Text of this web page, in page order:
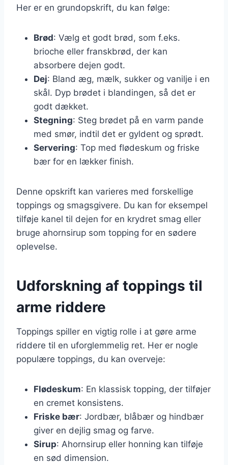
Her er en grundopskrift, du kan følge:
Brød: Vælg et godt brød, som f.eks.
brioche eller franskbrød, der kan
absorbere dejen godt.
Dej: Bland æg, mælk, sukker og vanilje i en
skål. Dyp brødet i blandingen, så det er
godt dækket.
Stegning: Steg brødet på en varm pande
med smør, indtil det er gyldent og sprødt.
Servering: Top med flødeskum og friske
bær for en lækker finish.
Denne opskrift kan varieres med forskellige
toppings og smagsgivere. Du kan for eksempel
tilføje kanel til dejen for en krydret smag eller
bruge ahornsirup som topping for en sødere
oplevelse.
Udforskning af toppings til
arme riddere
Toppings spiller en vigtig rolle i at gøre arme
riddere til en uforglemmelig ret. Her er nogle
populære toppings, du kan overveje:
Flødeskum: En klassisk topping, der tilføjer
en cremet konsistens.
Friske bær: Jordbær, blåbær og hindbær
giver en dejlig smag og farve.
Sirup: Ahornsirup eller honning kan tilføje
en sød dimension.